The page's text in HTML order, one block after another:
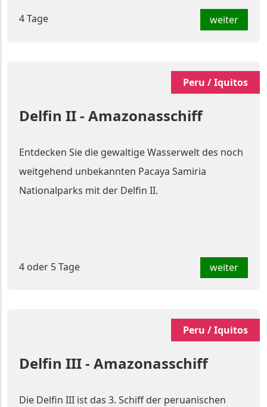
4 Tage weiter
Peru / Iquitos
Delfin II - Amazonasschiff
Entdecken Sie die gewaltige Wasserwelt des noch
weitgehend unbekannten Pacaya Samiria
Nationalparks mit der Delfin II.
4 oder 5 Tage weiter
Peru / Iquitos
Delfin III - Amazonasschiff
Die Delfin III ist das 3. Schiff der peruanischen